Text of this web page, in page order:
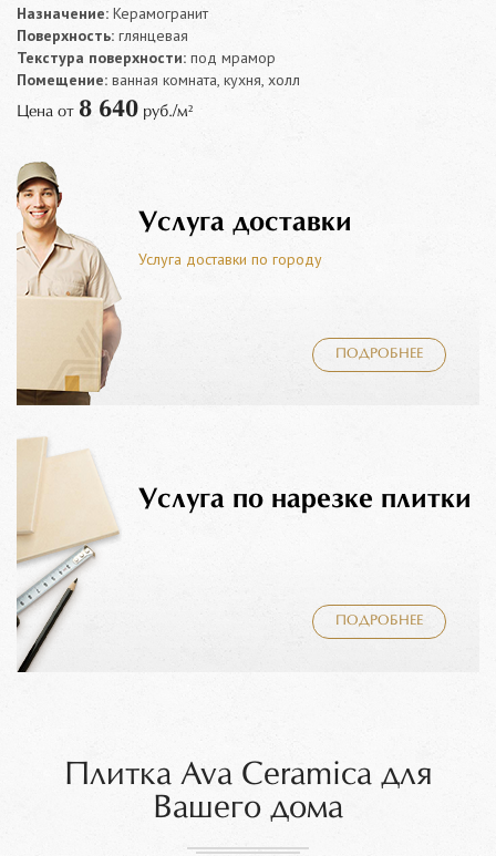
Назначение: Керамогранит
Поверхность: глянцевая
Текстура поверхности: под мрамор
Помещение: ванная комната, кухня, холл
Цена от 8 640 руб./м²
Услуга доставки
Услуга доставки по городу
ПОДРОБНЕЕ
Услуга по нарезке плитки
ПОДРОБНЕЕ
Плитка Ava Ceramica для
Вашего дома